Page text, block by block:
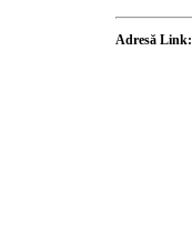
Adresă Link: